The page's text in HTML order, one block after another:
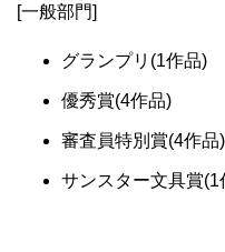
[一般部門]
グランプリ(1作
優秀賞(4作品
審査員特別賞(4
サンスター文具賞